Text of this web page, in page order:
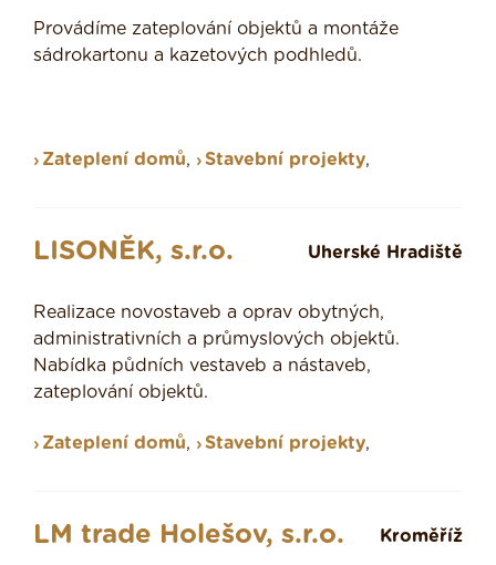
Provádíme zateplování objektů a montáže
sádrokartonu a kazetových podhledů.
Zateplení domů, Stavební projekty,
LISONĚK, s.r.o. Uherské Hradiště
Realizace novostaveb a oprav obytných,
administrativních a průmyslových objektů.
Nabídka půdních vestaveb a nástaveb,
zateplování objektů.
Zateplení domů, Stavební projekty,
LM trade Holešov, s.r.o. Kroměříž